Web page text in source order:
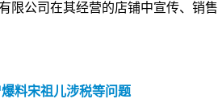
限公司在其经营的店铺中宣传、销售
料宋祖儿涉税等问题